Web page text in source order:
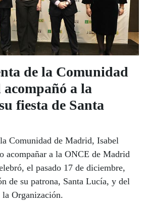
de la Comunidad
a la
fiesta de Santa
Comunidad de Madrid, Isabel
acompañar a la ONCE de Madrid
el pasado 17 de diciembre,
de su patrona, Santa Lucía, y del
Organización.